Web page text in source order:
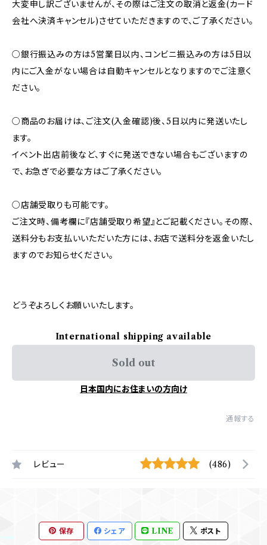
大変申し訳ございませんが、その際はご注文の取消と返金(カード
会社へ決済キャンセル)させていただきますので、ご了承ください。
○銀行振込みの方は5営業日以内、コンビニ振込みの方は5日以
内にご入金がない場合は自動キャンセルとなりますのでご注意く
ださい。
○商品のお届けは、ご注文(入金確認)後、5日以内に発送いたし
ます。
イベント出店前後など、すぐに発送できない場合もございますの
で、お急ぎで必要な方はご了承ください。
○店舗受取りも可能です。
ご注文時、備考欄に『店舗受取り希望』とご記載ください。その際、
送料分もお支払いいただいた方には、お店で送料分を返金いたし
ますのでお知らせください。
どうぞよろしくお願いいたします。
International shipping available
Sold out
日本国内にお住まいの方向け
通報する
レビュー (486)
保存 シェア LINE ポスト